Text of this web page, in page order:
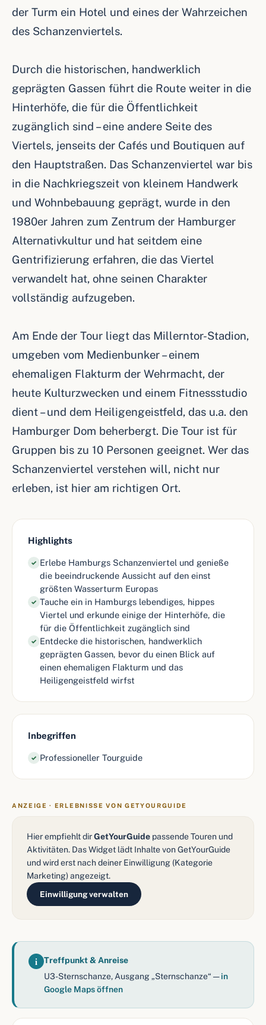
der Turm ein Hotel und eines der Wahrzeichen
des Schanzenviertels.
Durch die historischen, handwerklich
geprägten Gassen führt die Route weiter in die
Hinterhöfe, die für die Öffentlichkeit
zugänglich sind – eine andere Seite des
Viertels, jenseits der Cafés und Boutiquen auf
den Hauptstraßen. Das Schanzenviertel war bis
in die Nachkriegszeit von kleinem Handwerk
und Wohnbebauung geprägt, wurde in den
1980er Jahren zum Zentrum der Hamburger
Alternativkultur und hat seitdem eine
Gentrifizierung erfahren, die das Viertel
verwandelt hat, ohne seinen Charakter
vollständig aufzugeben.
Am Ende der Tour liegt das Millerntor-Stadion,
umgeben vom Medienbunker – einem
ehemaligen Flakturm der Wehrmacht, der
heute Kulturzwecken und einem Fitnessstudio
dient – und dem Heiligengeistfeld, das u.a. den
Hamburger Dom beherbergt. Die Tour ist für
Gruppen bis zu 10 Personen geeignet. Wer das
Schanzenviertel verstehen will, nicht nur
erleben, ist hier am richtigen Ort.
Highlights
✓ Erlebe Hamburgs Schanzenviertel und genieße
die beeindruckende Aussicht auf den einst
größten Wasserturm Europas
✓ Tauche ein in Hamburgs lebendiges, hippes
Viertel und erkunde einige der Hinterhöfe, die
für die Öffentlichkeit zugänglich sind
✓ Entdecke die historischen, handwerklich
geprägten Gassen, bevor du einen Blick auf
einen ehemaligen Flakturm und das
Heiligengeistfeld wirfst
Inbegriffen
✓ Professioneller Tourguide
ANZEIGE · ERLEBNISSE VON GETYOURGUIDE
Hier empfiehlt dirGetYourGuide passende Touren und
Aktivitäten. Das Widget lädt Inhalte von GetYourGuide
und wird erst nach deiner Einwilligung (Kategorie
Marketing) angezeigt.
Einwilligung verwalten
i
Treffpunkt & Anreise
U3-Sternschanze, Ausgang „Sternschanze“ —in
Google Maps öffnen